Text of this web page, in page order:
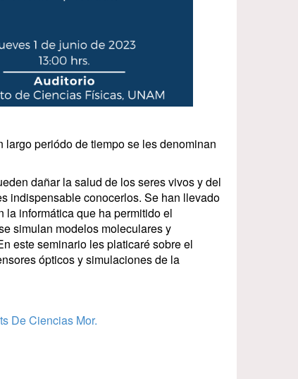
periódo de tiempo se les denominan
dañar la salud de los seres vivos y del
indispensable conocerlos. Se han llevado
la informática que ha permitido el
simulan modelos moleculares y
este seminario les platicaré sobre el
ópticos y simulaciones de la
De Ciencias Mor.